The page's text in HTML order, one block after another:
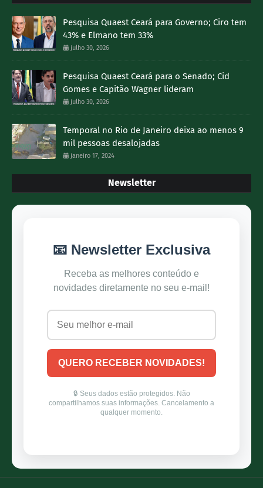
Pesquisa Quaest Ceará para Governo; Ciro tem
43% e Elmano tem 33%
julho 30, 2026
Pesquisa Quaest Ceará para o Senado; Cid
Gomes e Capitão Wagner lideram
julho 30, 2026
Temporal no Rio de Janeiro deixa ao menos 9
mil pessoas desalojadas
janeiro 17, 2024
Newsletter